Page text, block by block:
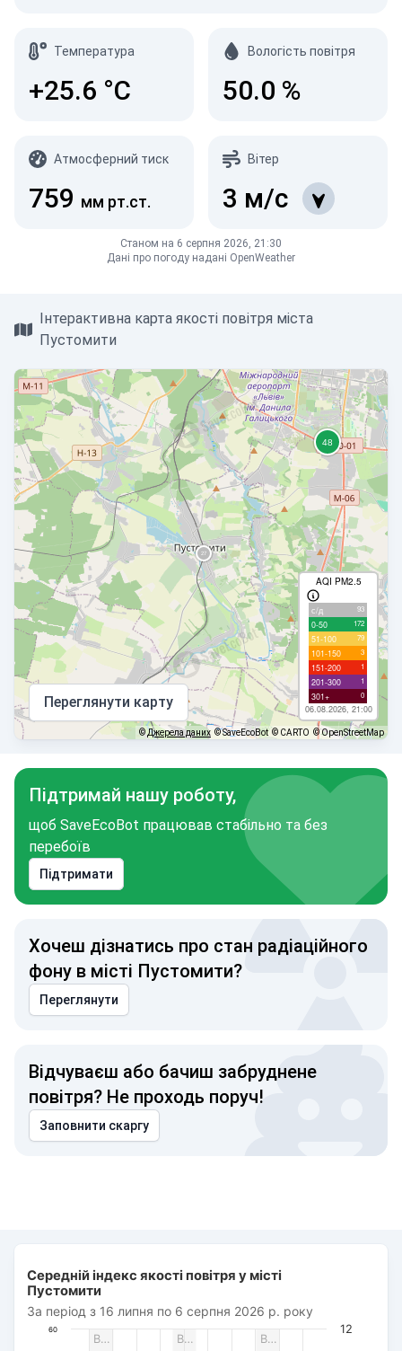
Температура
+25.6 °C
Вологість повітря
50.0 %
Атмосферний тиск
759 мм рт.ст.
Вітер
3 м/с
Станом на 6 серпня 2026, 21:30
Дані про погоду надані OpenWeather
Інтерактивна карта якості повітря міста
Пустомити
AQI PM2.5
с/д 93
0-50 172
51-100 79
101-150 3
151-200 1
201-300 1
301+ 0
06.08.2026, 21:00
Переглянути карту
© Джерела даних © SaveEcoBot © CARTO © OpenStreetMap
Підтримай нашу роботу,
щоб SaveEcoBot працював стабільно та без
перебоїв
Підтримати
Хочеш дізнатись про стан радіаційного
фону в місті Пустомити?
Переглянути
Відчуваєш або бачиш забруднене
повітря? Не проходь поруч!
Заповнити скаргу
Combination chart with 3 data series.
За період з 16 липня по 6 серпня 2026 р. року
The chart has 1 X axis displaying Дата. Data ranges from
The chart has 3 Y axes displaying AQI PM2.5, Швидкість
В…
В…
В…
Середній індекс якості повітря у місті
Пустомити
За період з 16 липня по 6 серпня 2026 р. року
60 12